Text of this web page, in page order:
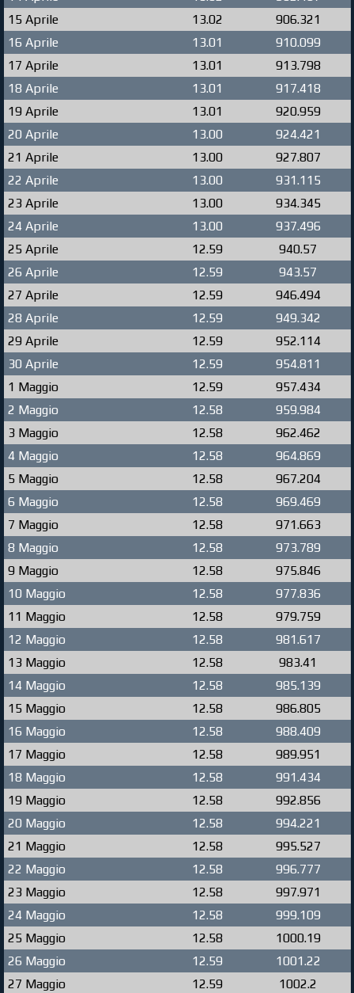
15 Aprile
13.02
906.321
16 Aprile
13.01
910.099
17 Aprile
13.01
913.798
18 Aprile
13.01
917.418
19 Aprile
13.01
920.959
20 Aprile
13.00
924.421
21 Aprile
13.00
927.807
22 Aprile
13.00
931.115
23 Aprile
13.00
934.345
24 Aprile
13.00
937.496
25 Aprile
12.59
940.57
26 Aprile
12.59
943.57
27 Aprile
12.59
946.494
28 Aprile
12.59
949.342
29 Aprile
12.59
952.114
30 Aprile
12.59
954.811
1 Maggio
12.59
957.434
2 Maggio
12.58
959.984
3 Maggio
12.58
962.462
4 Maggio
12.58
964.869
5 Maggio
12.58
967.204
6 Maggio
12.58
969.469
7 Maggio
12.58
971.663
8 Maggio
12.58
973.789
9 Maggio
12.58
975.846
10 Maggio
12.58
977.836
11 Maggio
12.58
979.759
12 Maggio
12.58
981.617
13 Maggio
12.58
983.41
14 Maggio
12.58
985.139
15 Maggio
12.58
986.805
16 Maggio
12.58
988.409
17 Maggio
12.58
989.951
18 Maggio
12.58
991.434
19 Maggio
12.58
992.856
20 Maggio
12.58
994.221
21 Maggio
12.58
995.527
22 Maggio
12.58
996.777
23 Maggio
12.58
997.971
24 Maggio
12.58
999.109
25 Maggio
12.58
1000.19
26 Maggio
12.59
1001.22
27 Maggio
12.59
1002.2